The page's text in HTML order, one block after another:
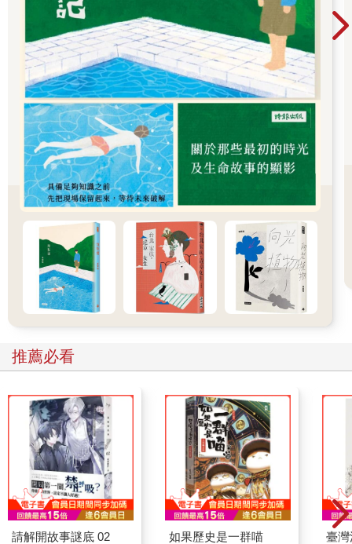
羅慧娟去世後葬在老家深圳大鵬灣，而周星馳隨後開拍《美人
魚》，地點就選在大鵬灣，只是——水仙已乘鯉魚去，羅慧娟喜
歡潛水，並且因為潛水而傷了耳膜從此再也聽不見任何聲音，這
一切的一切，周星馳都叼在記憶裡，久久都不肯放下。有一次在
《西遊．降魔篇》的記者招待會，周星馳禁不住深情地說，我也
牽掛段小姐，很希望她今天還在。眞正的段小姐，和周星馳甘苦
與共在無線拍《蓋世豪俠》，周星馳當時是多麼的意氣風發，終
於給當上了電視劇第一男主角，而羅慧娟則笑得比他還高興，在
劇裡飾演他的夫人，正巧姓的也是段。
周星馳總讓我想起一句話，我平素不愛人，我愛一個人，愛很
久，愛很深。可他總是在銀幕上滔滔不絕，但銀幕下卻一點都不
擅長為自己辯解。包括感情。包括人品和性情。既然選擇了一路
孤絕，那就得先學會從此不發一言，把聲帶也一起割絕。於是所
有好的壞的。所有偉大的卑微的。所有關乎他鏡頭一roll就生人勿
近，既狂躁又霸道，像個暴君似的。片場裡幾乎沒有一個人不躱
著他不避開他，說是害怕和他的目光交接，而所有對他的斥責和
負評和誤解，他都不吭一聲，他都照單全收——
而收工之後的周星馳，總是等到攝影師把燈都滅了，才拖著精疲
聲，像是人生初始，又像是故事結束。他沒有兄弟，沒有跟班，
沒有片場外坐在跑車上等他的火辣美女，只有他自己一個人，有
時候開著他的古董法拉利，有時騎著自行車——他說，跑車太快
了，不但看不淸楚周圍的風景，也聽不見自己，他其實更喜歡騎
自行車，因為可以一路騎，一路撞見不一樣的事，一路遇見不同
的人，甚至可以半路停下來，在小小的老店鋪吃一碗燙嘴的粥，
然後再慢慢騎上很斜很險的路回家去——於是我漸漸相信娛樂圈
子裡所說的，揚名立萬之後的周星馳其實是一片安靜的沙漠，明
明名氣如日中天，偏偏周遭卻渺無人煙。
推薦必看
請解開故事謎底 02
如果歷史是一群喵
臺